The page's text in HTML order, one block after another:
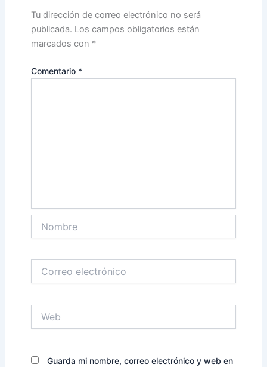
Tu dirección de correo electrónico no será
publicada. Los campos obligatorios están
marcados con *
Comentario *
electrónico
Guarda mi nombre, correo electrónico y web en